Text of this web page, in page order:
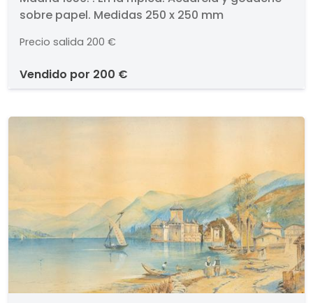
sobre papel. Medidas 250 x 250 mm
Precio salida 200 €
vendido por 200 €